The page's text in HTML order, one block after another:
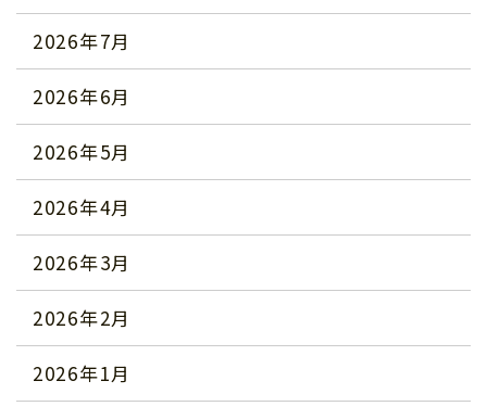
2026年7月
2026年6月
2026年5月
2026年4月
2026年3月
2026年2月
2026年1月